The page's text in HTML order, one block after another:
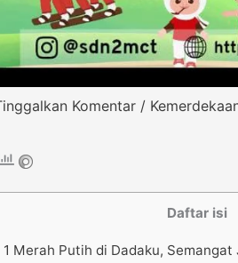
Komentar /
Daftar isi
1 Merah Putih di Dadaku, Semangat